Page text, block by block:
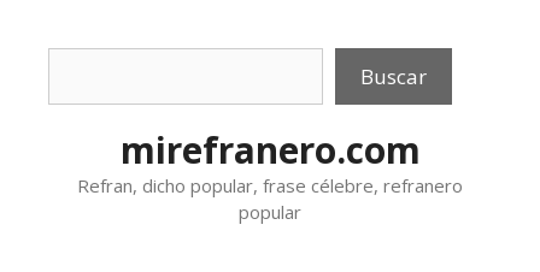
Buscar
mirefranero.com
Refran, dicho popular, frase célebre, refranero
popular